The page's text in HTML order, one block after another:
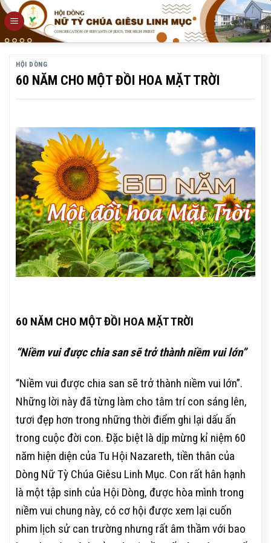
Skip
to
content
HỘI DÒNG
60 NĂM CHO MỘT ĐỒI HOA MẶT TRỜI
60 NĂM CHO MỘT ĐỒI HOA MẶT TRỜI
“Niềm vui được chia san sẽ trở thành niềm vui lớn”
“Niềm vui được chia san sẽ trở thành niềm vui lớn”.
Những lời này đã từng làm cho tâm trí con sáng lên,
tươi đẹp hơn trong những thời điểm ghi lại dấu ấn
trong cuộc đời con. Đặc biệt là dịp mừng kỉ niệm 60
năm hiện diện của Tu Hội Nazareth, tiền thân của
Dòng Nữ Tỳ Chúa Giêsu Linh Mục. Con rất hân hạnh
là một tập sinh của Hội Dòng, được hòa mình trong
niềm vui chung này, có cơ hội được xem lại cuốn
phim lịch sử can trường nhưng rất âm thầm với bao